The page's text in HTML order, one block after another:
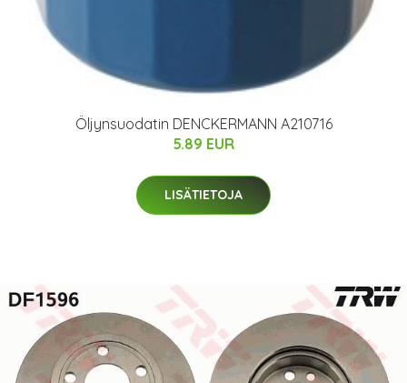
Öljynsuodatin DENCKERMANN A210716
5.89 EUR
LISÄTIETOJA